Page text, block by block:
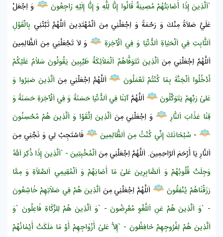
`اَلَّذِينَ إِذٰا أَصٰابَتْهُمْ مُصِيبَةٌ قٰالُوا إِنّٰا لِلّٰهِ وَ إِنّٰا إِلَيْهِ رٰاجِعُونَ
وَ اِجْعَلْ
عَلَيَّ صَلاَةً مِنْكَ وَ رَحْمَةً وَ اِجْعَلْنِي مِنَ اَلْمُهْتَدِينَ اَللَّهُمَّ ثَبِّتْنِي بِالْقَوْلِ
اَلثّٰابِتِ فِي اَلْحَيٰاةِ اَلدُّنْيٰا وَ فِي اَلْآخِرَةِ
وَ لاَ تَجْعَلْنِي مِنَ اَلظَّالِمِينَ
اَللَّهُمَّ اِجْعَلْنِي مِنَ اَلَّذِينَ تَتَوَفّٰاهُمُ اَلْمَلاٰئِكَةُ طَيِّبِينَ يَقُولُونَ سَلاٰمٌ عَلَيْكُمْ
اُدْخُلُوا اَلْجَنَّةَ بِمٰا كُنْتُمْ تَعْمَلُونَ اَللَّهُمَّ اِجْعَلْنِي مِنَ اَلَّذِينَ صَبَرُوا وَ
عَلىٰ رَبِّهِمْ يَتَوَكَّلُونَ
اَللَّهُمَّآتِنٰا فِي اَلدُّنْيٰا حَسَنَةً وَ فِي اَلْآخِرَةِ حَسَنَةً وَ
قِنٰا عَذٰابَ اَلنّٰارِ وَ اِجْعَلْنِي مِنَ اَلَّذِينَ اِتَّقَوْا وَ اَلَّذِينَ هُمْ مُحْسِنُونَ
- سُبْحٰانَكَ إِنِّي كُنْتُ مِنَ اَلظّٰالِمِينَ
فَاسْتَجِبْ لِي وَ نَجِّنِي مِنَ
اَلنَّارِيَا أَرْحَمَ اَلرَّاحِمِينَ. اَللَّهُمَّ اِجْعَلْنِي مِنَ اَلْمُخْبِتِينَ - `اَلَّذِينَ إِذٰا ذُكِرَ اَللّٰهُ
وَجِلَتْ قُلُوبُهُمْ وَ اَلصّٰابِرِينَ عَلىٰ مٰا أَصٰابَهُمْ وَ اَلْمُقِيمِي اَلصَّلاٰةِ وَ مِمّٰا
رَزَقْنٰاهُمْ يُنْفِقُونَ
اَللَّهُمَّ اِجْعَلْنِي مِنَ اَلَّذِينَ هُمْ فِي صَلاٰتِهِمْ خٰاشِعُونَ
- `وَ اَلَّذِينَ هُمْ عَنِ اَللَّغْوِ مُعْرِضُونَ - `وَ اَلَّذِينَ هُمْ لِلزَّكٰاةِ فٰاعِلُونَ `وَ
اَلَّذِينَ هُمْ لِفُرُوجِهِمْ حٰافِظُونَ - `إِلاّٰ عَلىٰ أَزْوٰاجِهِمْ أَوْ مٰا مَلَكَتْ أَيْمٰانُهُمْ